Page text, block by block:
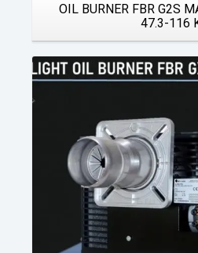
OIL BURNER FBR G2S
47.3-116
Details